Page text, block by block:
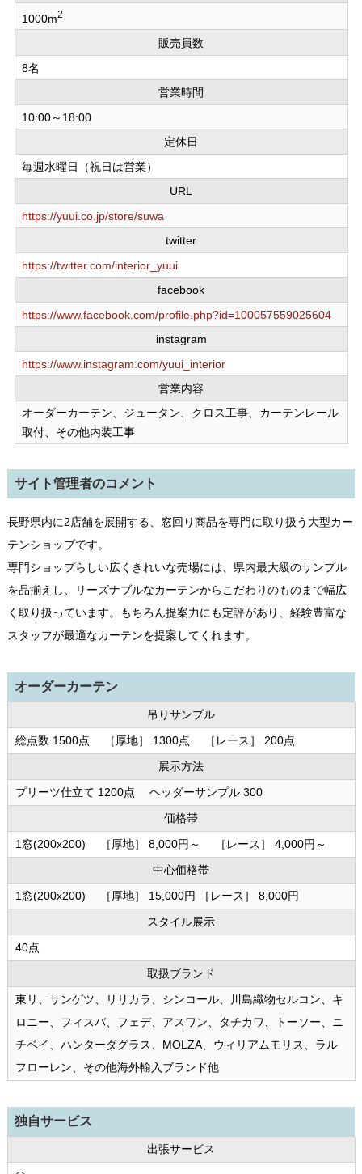
1000m2
販売員数
8名
営業時間
10:00～18:00
定休日
毎週水曜日（祝日は営業）
URL
https://yuui.co.jp/store/suwa
twitter
https://twitter.com/interior_yuui
facebook
https://www.facebook.com/profile.php?id=100057559025604
instagram
https://www.instagram.com/yuui_interior
営業内容
オーダーカーテン、ジュータン、クロス工事、カーテンレール
取付、その他内装工事
サイト管理者のコメント
長野県内に2店舗を展開する、窓回り商品を専門に取り扱う大型カー
テンショップです。
専門ショップらしい広くきれいな売場には、県内最大級のサンプル
を品揃えし、リーズナブルなカーテンからこだわりのものまで幅広
く取り扱っています。もちろん提案力にも定評があり、経験豊富な
スタッフが最適なカーテンを提案してくれます。
オーダーカーテン
吊りサンプル
総点数 1500点 ［厚地］ 1300点 ［レース］ 200点
展示方法
プリーツ仕立て 1200点 ヘッダーサンプル 300
価格帯
1窓(200x200) ［厚地］ 8,000円～ ［レース］ 4,000円～
中心価格帯
1窓(200x200) ［厚地］ 15,000円 ［レース］ 8,000円
スタイル展示
40点
取扱ブランド
東リ、サンゲツ、リリカラ、シンコール、川島織物セルコン、キ
ロニー、フィスバ、フェデ、アスワン、タチカワ、トーソー、ニ
チベイ、ハンターダグラス、MOLZA、ウィリアムモリス、ラル
フローレン、その他海外輸入ブランド他
独自サービス
出張サービス